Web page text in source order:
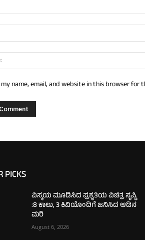
my name, email, and website in this browser for
PICKS
ವಿಸ್ಮಯ ಮೂಡಿಸಿದ ಪ್ರಕೃತಿಯ ವಿಚಿತ್ರ ಸೃಷ್ಟಿ
:8 ಕಾಲು, 3 ಕಿವಿಯೊಂದಿಗೆ ಜನಿಸಿದ ಆಡಿನ
ಮರಿ
August 6, 2026